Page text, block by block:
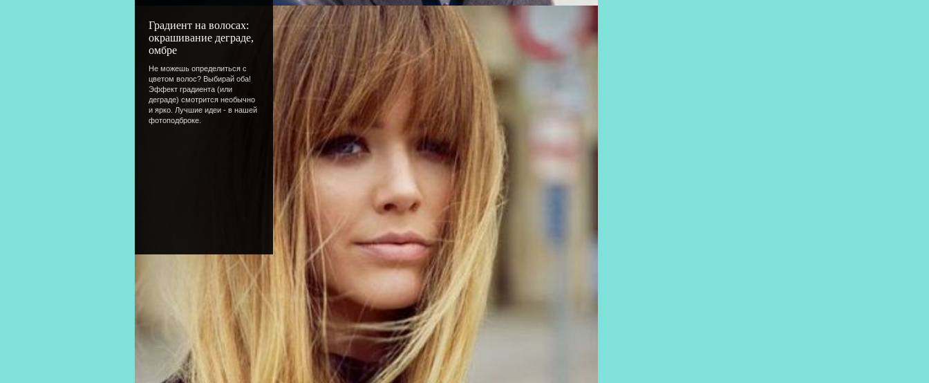
Градиент на волосах:
окрашивание деграде,
омбре
Не можешь определиться с
цветом волос? Выбирай оба!
Эффект градиента (или
деграде) смотрится необычно
и ярко. Лучшие идеи - в нашей
фотоподброке.